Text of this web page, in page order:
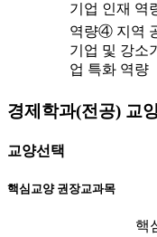
기업 인재 역
역량④ 지역
기업 및 강소기
업 특화 역량
경제학과(전공) 교
교양선택
핵심교양 권장교과목
핵